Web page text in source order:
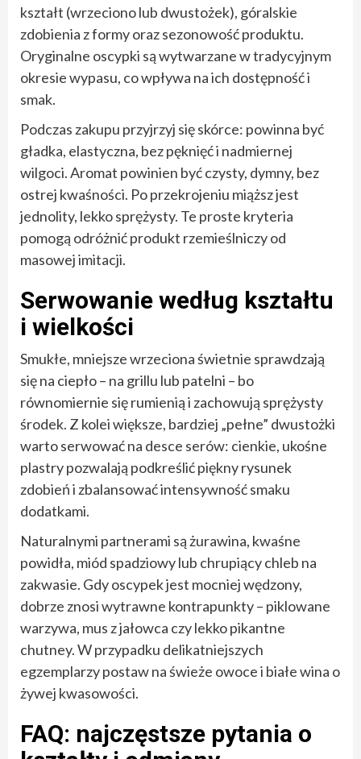
kształt (wrzeciono lub dwustożek), góralskie
zdobienia z formy oraz sezonowość produktu.
Oryginalne oscypki są wytwarzane w tradycyjnym
okresie wypasu, co wpływa na ich dostępność i
smak.
Podczas zakupu przyjrzyj się skórce: powinna być
gładka, elastyczna, bez pęknięć i nadmiernej
wilgoci. Aromat powinien być czysty, dymny, bez
ostrej kwaśności. Po przekrojeniu miąższ jest
jednolity, lekko sprężysty. Te proste kryteria
pomogą odróżnić produkt rzemieślniczy od
masowej imitacji.
Serwowanie według kształtu
i wielkości
Smukłe, mniejsze wrzeciona świetnie sprawdzają
się na ciepło – na grillu lub patelni – bo
równomiernie się rumienią i zachowują sprężysty
środek. Z kolei większe, bardziej „pełne” dwustożki
warto serwować na desce serów: cienkie, ukośne
plastry pozwalają podkreślić piękny rysunek
zdobień i zbalansować intensywność smaku
dodatkami.
Naturalnymi partnerami są żurawina, kwaśne
powidła, miód spadziowy lub chrupiący chleb na
zakwasie. Gdy oscypek jest mocniej wędzony,
dobrze znosi wytrawne kontrapunkty – piklowane
warzywa, mus z jałowca czy lekko pikantne
chutney. W przypadku delikatniejszych
egzemplarzy postaw na świeże owoce i białe wina o
żywej kwasowości.
FAQ: najczęstsze pytania o